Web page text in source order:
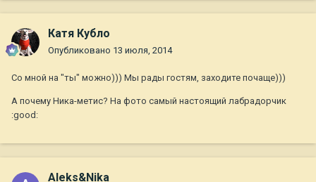
Катя Кубло
Опубликовано 13 июля, 2014
Со мной на "ты" можно))) Мы рады гостям, заходите почаще)))
А почему Ника-метис? На фото самый настоящий лабрадорчик
:good:
Aleks&Nika